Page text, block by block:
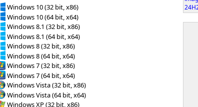
Windows 10 (32 bit, x86)
Windows 10 (64 bit, x64)
Windows 8.1 (32 bit, x86)
Windows 8.1 (64 bit, x64)
Windows 8 (32 bit, x86)
Windows 8 (64 bit, x64)
Windows 7 (32 bit, x86)
Windows 7 (64 bit, x64)
Windows Vista (32 bit, x86)
Windows Vista (64 bit, x64)
Windows XP (32 bit, x86)